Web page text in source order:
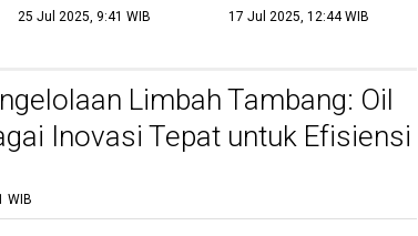
Keberhasilan dan
25 Jul 2025, 9:41 WIB 17 Jul 2025, 12:44 WIB
Limbah Tambang: Oil
Inovasi Tepat untuk Efisiensi
WIB